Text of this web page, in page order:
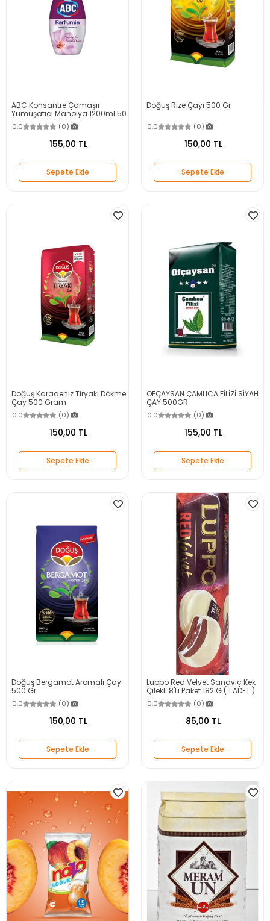
ABC Konsantre Çamaşır
Yumuşatıcı Manolya 1200ml 50
Yıkama
0.0 (0)
155,00 TL
Sepete Ekle
Doğuş Rize Çayı 500 Gr
0.0 (0)
150,00 TL
Sepete Ekle
Doğuş Karadeniz Tiryaki Dökme
Çay 500 Gram
0.0 (0)
150,00 TL
Sepete Ekle
OFÇAYSAN ÇAMLICA FİLİZİ SİYAH
ÇAY 500GR
0.0 (0)
155,00 TL
Sepete Ekle
Doğuş Bergamot Aromalı Çay
500 Gr
0.0 (0)
150,00 TL
Sepete Ekle
Luppo Red Velvet Sandviç Kek
Çilekli 8'Li Paket 182 G ( 1 ADET )
0.0 (0)
85,00 TL
Sepete Ekle